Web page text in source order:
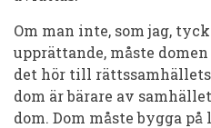
Om man inte, som jag,
upprättande, måste
det hör till
dom är bärare av
dom. Dom måste bygga